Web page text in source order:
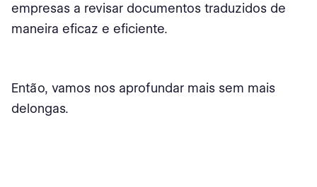
empresas a revisar documentos traduzidos de
maneira eficaz e eficiente.
Então, vamos nos aprofundar mais sem mais
delongas.